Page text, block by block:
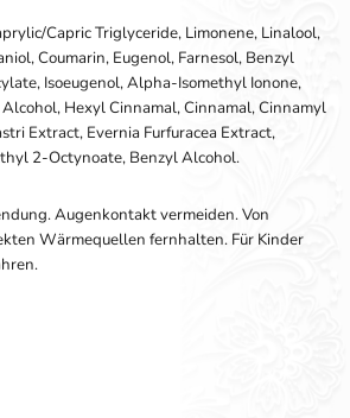
Capric Triglyceride, Limonene, Linalool,
Coumarin, Eugenol, Farnesol, Benzyl
Isoeugenol, Alpha-Isomethyl Ionone,
Hexyl Cinnamal, Cinnamal, Cinnamyl
Extract, Evernia Furfuracea Extract,
2-Octynoate, Benzyl Alcohol.
Augenkontakt vermeiden. Von
Wärmequellen fernhalten. Für Kinder